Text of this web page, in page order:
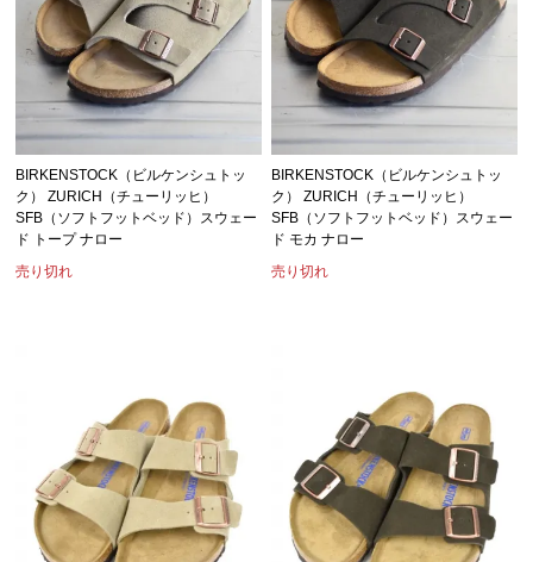
BIRKENSTOCK（ビルケンシュトッ
ク） ZURICH（チューリッヒ）
SFB（ソフトフットベッド）スウェー
ド トープ ナロー
売り切れ
BIRKENSTOCK（ビルケンシュトッ
ク） ZURICH（チューリッヒ）
SFB（ソフトフットベッド）スウェー
ド モカ ナロー
売り切れ